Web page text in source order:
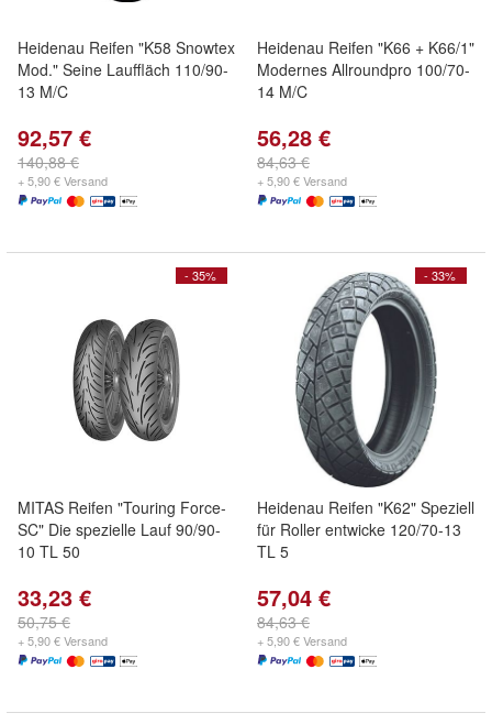
Heidenau Reifen "K58 Snowtex
Mod." Seine Lauffläch 110/90-
13 M/C
92,57 €
140,88 €
+ 5,90 € Versand
Heidenau Reifen "K66 + K66/1"
Modernes Allroundpro 100/70-
14 M/C
56,28 €
84,63 €
+ 5,90 € Versand
- 35%
MITAS Reifen "Touring Force-
SC" Die spezielle Lauf 90/90-
10 TL 50
33,23 €
50,75 €
+ 5,90 € Versand
- 33%
Heidenau Reifen "K62" Speziell
für Roller entwicke 120/70-13
TL 5
57,04 €
84,63 €
+ 5,90 € Versand